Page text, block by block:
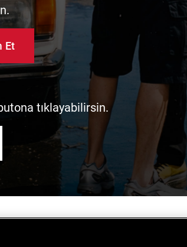
Et
tıklayabilirsin.